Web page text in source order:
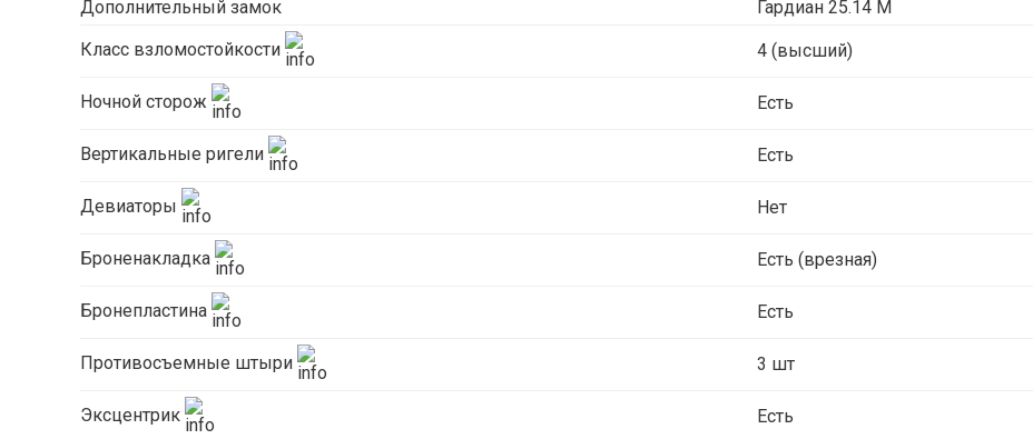
Дополнительный замок Гардиан 25.14 М
Класс взломостойкости 4 (высший)
Ночной сторож Есть
Вертикальные ригели Есть
Девиаторы Нет
Броненакладка Есть (врезная)
Бронепластина Есть
Противосъемные штыри 3 шт
Эксцентрик Есть